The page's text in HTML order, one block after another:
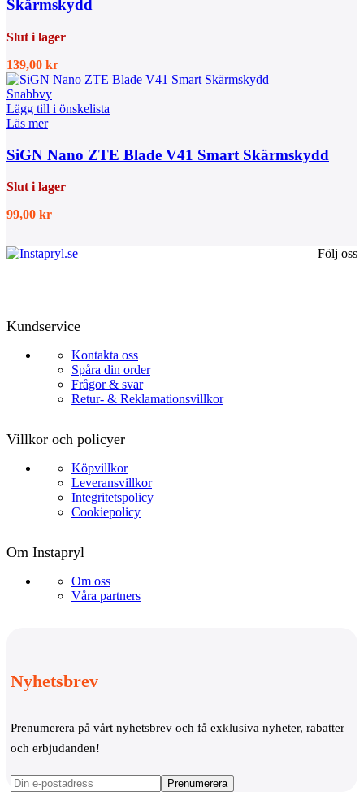
Skärmskydd
Slut i lager
139,00 kr
Snabbvy
Lägg till i önskelista
Läs mer
SiGN Nano ZTE Blade V41 Smart Skärmskydd
Slut i lager
99,00 kr
Följ oss
Kundservice
Kontakta oss
Spåra din order
Frågor & svar
Retur- & Reklamationsvillkor
Villkor och policyer
Köpvillkor
Leveransvillkor
Integritetspolicy
Cookiepolicy
Om Instapryl
Om oss
Våra partners
Nyhetsbrev
Prenumerera på vårt nyhetsbrev och få exklusiva nyheter, rabatter
och erbjudanden!